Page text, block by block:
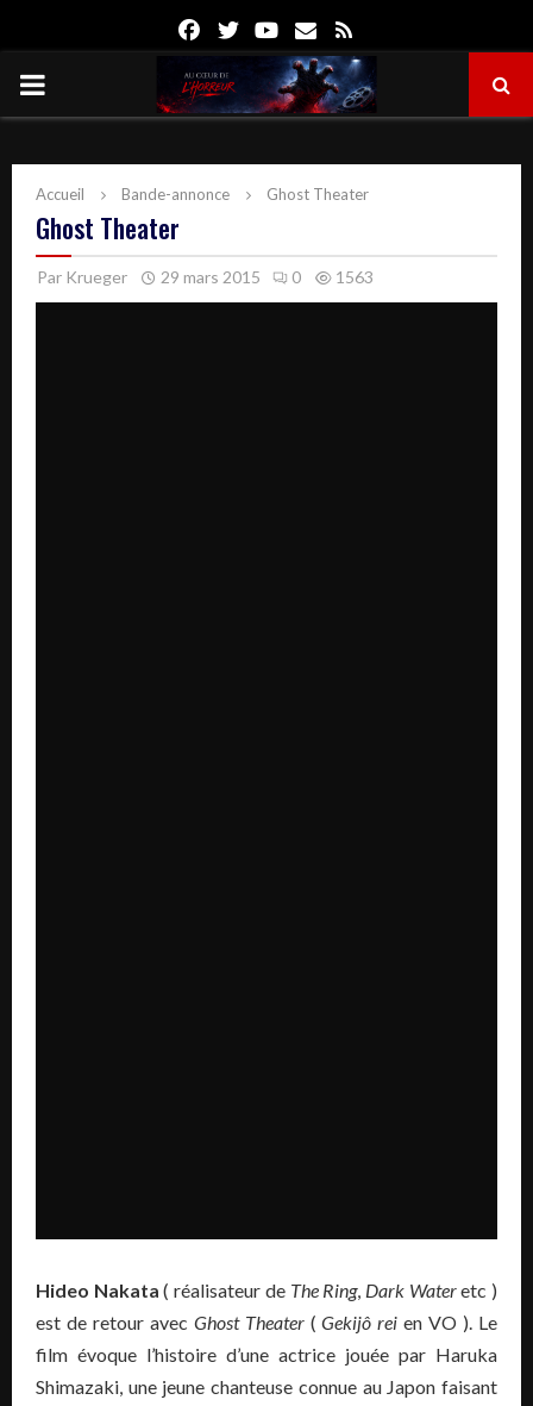
FacebookTwitterYoutube
Email
PRIMARY
Accueil Bande-annonce Ghost Theater
Ghost Theater
Par Krueger 29 mars 2015 0 1563
Hideo Nakata ( réalisateur de The Ring, Dark Wateretc )
est de retour avec Ghost Theater(Gekijô rei en VO ). Le
film évoque l’histoire d’une actrice jouée par Haruka
Shimazaki, une jeune chanteuse connue au Japon faisant